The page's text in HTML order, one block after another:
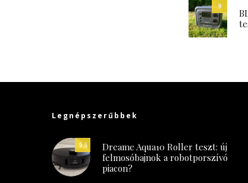
9
Legnépszerűbbek
9.5
Dreame Aqua10 Roller teszt: új
felmosóbajnok a robotporszívó
piacon?